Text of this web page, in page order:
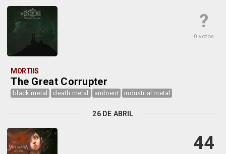
?
0 votos
MORTIIS
The Great Corrupter
black metal death metal ambient industrial metal
26 DE ABRIL
44